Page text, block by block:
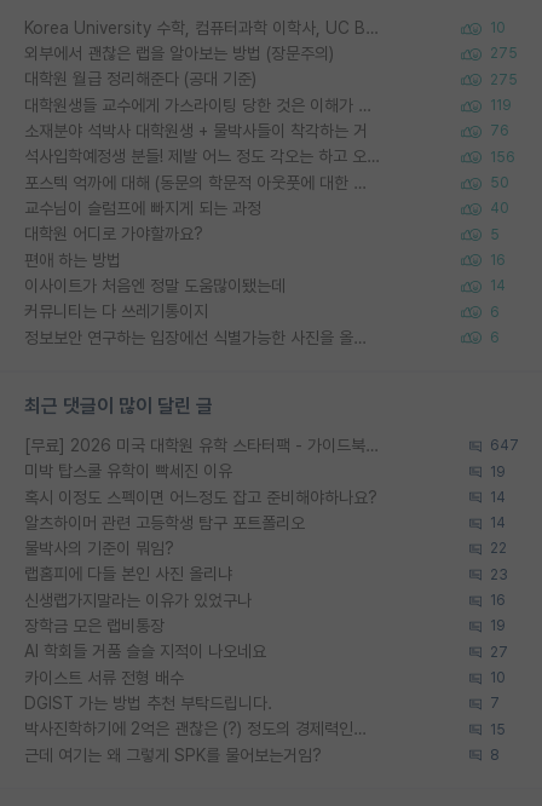
Korea University 수학, 컴퓨터과학 이학사, UC Berkeley 산업공학 대학원 공학박사가 되는 것은 쉽지 않겠죠? 10
외부에서 괜찮은 랩을 알아보는 방법 (장문주의) 275
대학원 월급 정리해준다 (공대 기준) 275
대학원생들 교수에게 가스라이팅 당한 것은 이해가 갑니다. 안타깝네요. 119
소재분야 석박사 대학원생 + 물박사들이 착각하는 거 76
석사입학예정생 분들! 제발 어느 정도 각오는 하고 오세요. 156
포스텍 억까에 대해 (동문의 학문적 아웃풋에 대한 반박) 50
교수님이 슬럼프에 빠지게 되는 과정 40
대학원 어디로 가야할까요? 5
편애 하는 방법 16
이사이트가 처음엔 정말 도움많이됐는데 14
커뮤니티는 다 쓰레기통이지 6
정보보안 연구하는 입장에선 식별가능한 사진을 올리는건 비추이긴함 6
최근 댓글이 많이 달린 글
[무료] 2026 미국 대학원 유학 스타터팩 - 가이드북 & 합격자 컨택메일 템플릿 647
미박 탑스쿨 유학이 빡세진 이유 19
혹시 이정도 스펙이면 어느정도 잡고 준비해야하나요? 14
알츠하이머 관련 고등학생 탐구 포트폴리오 14
물박사의 기준이 뭐임? 22
랩홈피에 다들 본인 사진 올리냐 23
신생랩가지말라는 이유가 있었구나 16
장학금 모은 랩비통장 19
AI 학회들 거품 슬슬 지적이 나오네요 27
카이스트 서류 전형 배수 10
DGIST 가는 방법 추천 부탁드립니다. 7
박사진학하기에 2억은 괜찮은 (?) 정도의 경제력인가요 15
근데 여기는 왜 그렇게 SPK를 물어보는거임? 8